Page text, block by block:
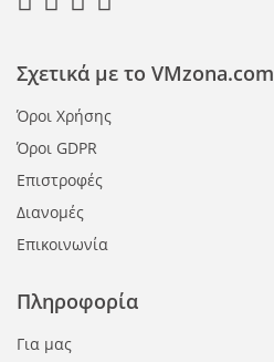
Πληροφορία
Για μας
Σχετικά με το VMzona.com
Όροι Χρήσης
Όροι GDPR
Επιστροφές
Διανομές
Επικοινωνία